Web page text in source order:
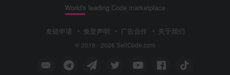
World's leading Code marketplace
友链申请 免责声明 广告合作 关于我们
© 2019 - 2026 SellCode.com